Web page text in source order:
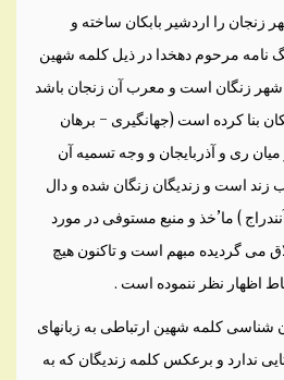
زنجان را اردشير بابکان ساخته و
نامه مرحوم دهخدا در ذيل کلمه شهين
شهر زنگان است و معرب آن زنجان باشد
بنا کرده است (جهانگيری – برهان
ری و آذربايجان و وجه تسميه آن
زند است و زنديگان زنگان شده و دال
) ما’خذ و منبع مستوفی در مورد
می گرديده مبهم است و تاکنون هيچ
اظهار نظر ننموده است .
کلمه شهين ارتباطی به زبانهای
ندارد و برعکس کلمه زنديگان که به